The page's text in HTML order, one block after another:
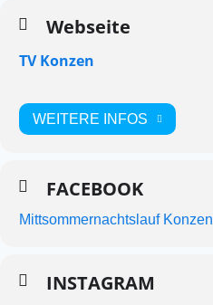
Webseite
TV Konzen
WEITERE INFOS
FACEBOOK
Mittsommernachtslauf Konzen
INSTAGRAM